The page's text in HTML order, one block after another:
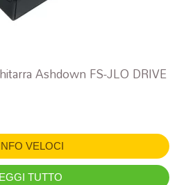
Ashdown FS-JLO DRIVE
VELOCI
TUTTO